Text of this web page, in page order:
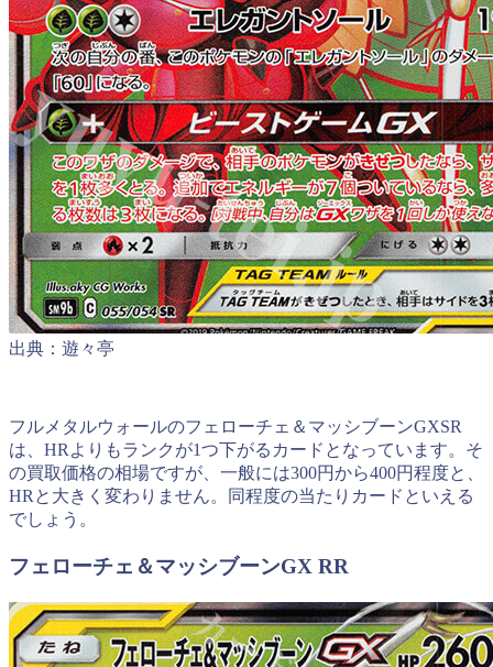
出典：遊々亭
フルメタルウォールのフェローチェ＆マッシブーンGXSR
は、HRよりもランクが1つ下がるカードとなっています。そ
の買取価格の相場ですが、一般には300円から400円程度と、
HRと大きく変わりません。同程度の当たりカードといえる
でしょう。
フェローチェ＆マッシブーンGX RR